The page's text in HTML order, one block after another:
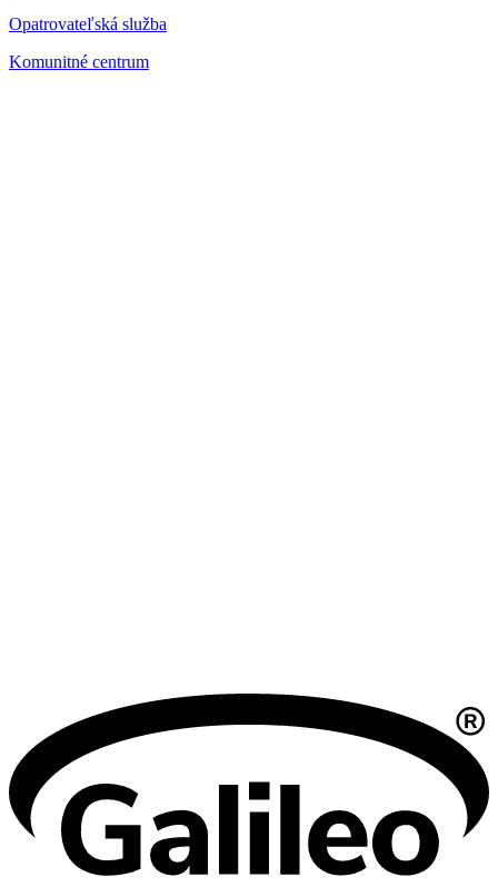
Opatrovateľská služba
Komunitné centrum